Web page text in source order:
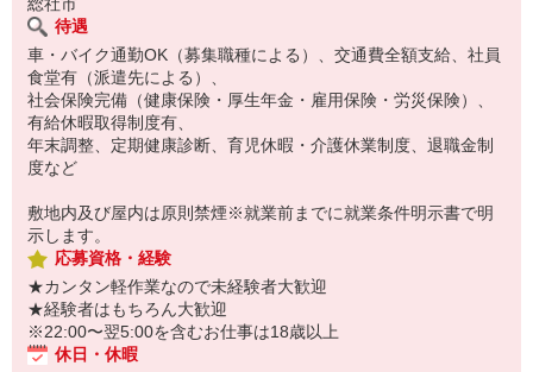
待遇
車・バイク通勤OK（募集職種による）、交通費全額支給、社員
食堂有（派遣先による）、
社会保険完備（健康保険・厚生年金・雇用保険・労災保険）、
有給休暇取得制度有、
年末調整、定期健康診断、育児休暇・介護休業制度、退職金制
度など
敷地内及び屋内は原則禁煙※就業前までに就業条件明示書で明
示します。
応募資格・経験
★カンタン軽作業なので未経験者大歓迎
★経験者はもちろん大歓迎
※22:00〜翌5:00を含むお仕事は18歳以上
休日・休暇